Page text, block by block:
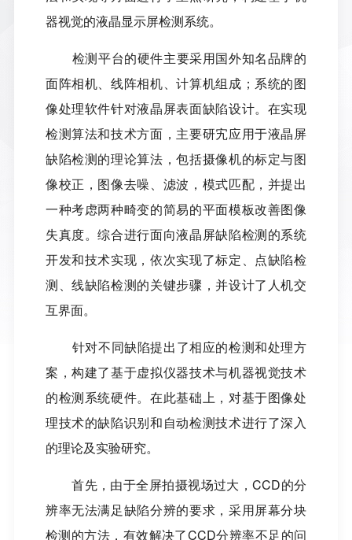
器视觉的液晶显示屏检测系统。
检测平台的硬件主要采用国外知名品牌的
面阵相机、线阵相机、计算机组成；系统的图
像处理软件针对液晶屏表面缺陷设计。在实现
检测算法和技术方面，主要研宄应用于液晶屏
缺陷检测的理论算法，包括摄像机的标定与图
像校正，图像去噪、滤波，模式匹配，并提出
一种考虑两种畸变的简易的平面模板改善图像
失真度。综合进行面向液晶屏缺陷检测的系统
开发和技术实现，依次实现了标定、点缺陷检
测、线缺陷检测的关键步骤，并设计了人机交
互界面。
针对不同缺陷提出了相应的检测和处理方
案，构建了基于虚拟仪器技术与机器视觉技术
的检测系统硬件。在此基础上，对基于图像处
理技术的缺陷识别和自动检测技术进行了深入
的理论及实验研究。
首先，由于全屏拍摄视场过大，CCD的分
辨率无法满足缺陷分辨的要求，采用屏幕分块
检测的方法，有效解决了CCD分辨率不足的问